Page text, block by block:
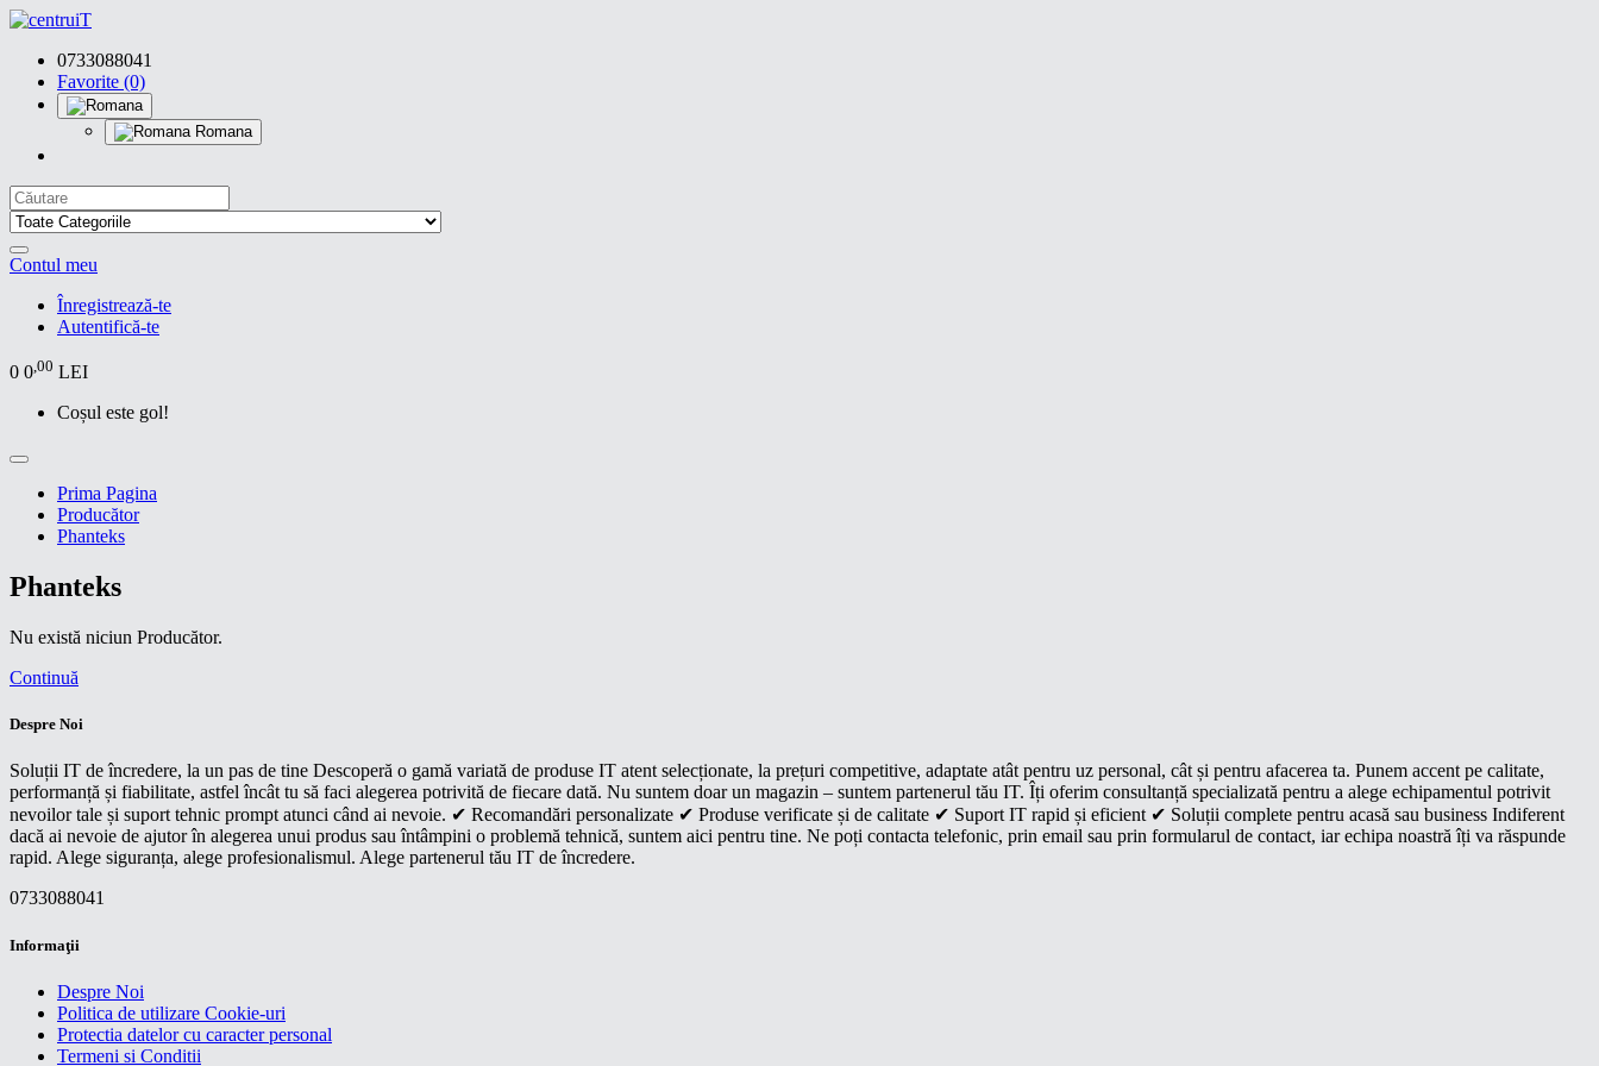
0733088041
Favorite (0)
Romana
Contul meu
Înregistrează-te
Autentifică-te
0 0,00 LEI
Coșul este gol!
Prima Pagina
Producător
Phanteks
Phanteks
Nu există niciun Producător.
Continuă
Despre Noi
Soluții IT de încredere, la un pas de tine Descoperă o gamă variată de produse IT atent selecționate, la prețuri competitive, adaptate atât pentru uz personal, cât și pentru afacerea ta. Punem accent pe calitate,
performanță și fiabilitate, astfel încât tu să faci alegerea potrivită de fiecare dată. Nu suntem doar un magazin – suntem partenerul tău IT. Îți oferim consultanță specializată pentru a alege echipamentul potrivit
nevoilor tale și suport tehnic prompt atunci când ai nevoie. ✔ Recomandări personalizate ✔ Produse verificate și de calitate ✔ Suport IT rapid și eficient ✔ Soluții complete pentru acasă sau business Indiferent
dacă ai nevoie de ajutor în alegerea unui produs sau întâmpini o problemă tehnică, suntem aici pentru tine. Ne poți contacta telefonic, prin email sau prin formularul de contact, iar echipa noastră îți va răspunde
rapid. Alege siguranța, alege profesionalismul. Alege partenerul tău IT de încredere.
0733088041
Informaţii
Despre Noi
Politica de utilizare Cookie-uri
Protectia datelor cu caracter personal
Termeni si Conditii